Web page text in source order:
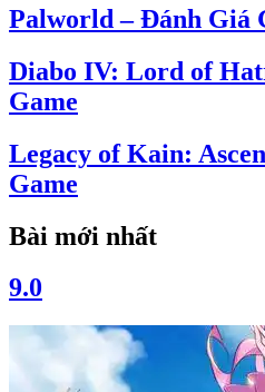
Palworld – Đánh Giá
Diabo IV: Lord of
Game
Legacy of Kain:
Game
Bài mới nhất
9.0